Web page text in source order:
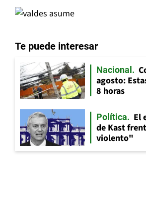
Te puede interesar
Nacional
agosto:
8 horas
Política
El
de Kast
violento"